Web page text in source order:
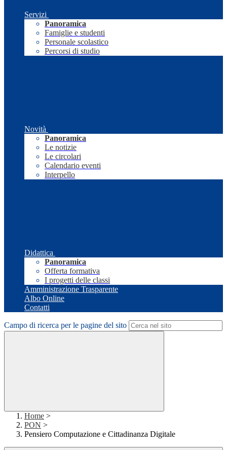
Servizi
Panoramica
Famiglie e studenti
Personale scolastico
Percorsi di studio
Novità
Panoramica
Le notizie
Le circolari
Calendario eventi
Interpello
Didattica
Panoramica
Offerta formativa
I progetti delle classi
Amministrazione Trasparente
Albo Online
Contatti
Campo di ricerca per le pagine del sito
Home >
PON >
Pensiero Computazione e Cittadinanza Digitale